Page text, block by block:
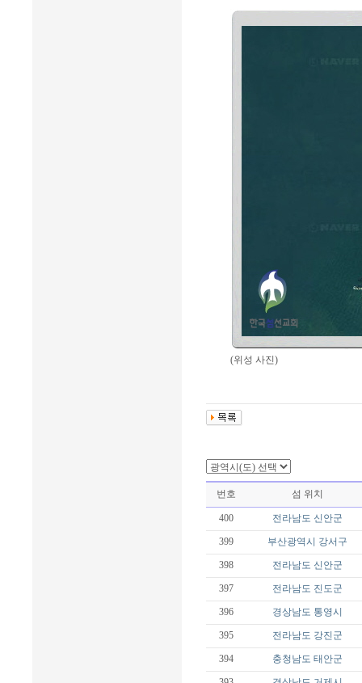
(위성 사진)
번호 섬 위치
400 전라남도 신안군
399 부산광역시 강서구
398 전라남도 신안군
397 전라남도 진도군
396 경상남도 통영시
395 전라남도 강진군
394 충청남도 태안군